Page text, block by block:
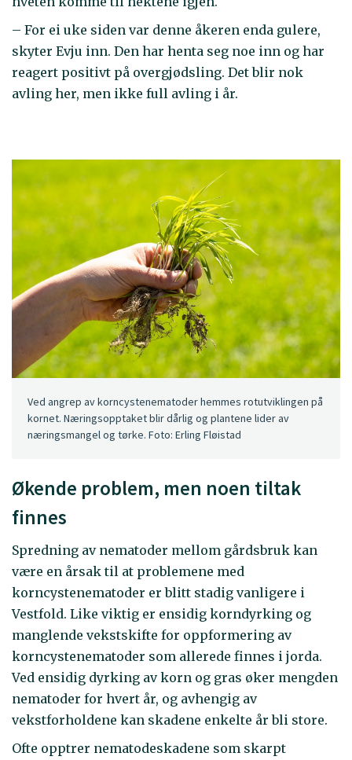
– For ei uke siden var denne åkeren enda gulere,
skyter Evju inn. Den har henta seg noe inn og har
reagert positivt på overgjødsling. Det blir nok
avling her, men ikke full avling i år.
Ved angrep av korncystenematoder hemmes rotutviklingen på
kornet. Næringsopptaket blir dårlig og plantene lider av
næringsmangel og tørke. Foto: Erling Fløistad
Økende problem, men noen tiltak
finnes
Spredning av nematoder mellom gårdsbruk kan
være en årsak til at problemene med
korncystenematoder er blitt stadig vanligere i
Vestfold. Like viktig er ensidig korndyrking og
manglende vekstskifte for oppformering av
korncystenematoder som allerede finnes i jorda.
Ved ensidig dyrking av korn og gras øker mengden
nematoder for hvert år, og avhengig av
vekstforholdene kan skadene enkelte år bli store.
Ofte opptrer nematodeskadene som skarpt